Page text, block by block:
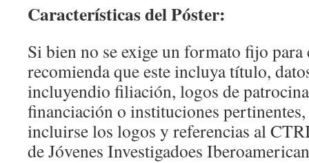
Características del Póster:
Si bien no se exige un formato fijo para
recomienda que este incluya título,
incluyendio filiación, logos de
financiación o instituciones
incluirse los logos y referencias al
de Jóvenes Investigadoes